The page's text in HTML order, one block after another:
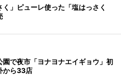
く」ピューレ使った「塩はっさく
園で夜市「ヨナヨナエイギョウ」初
ら33店